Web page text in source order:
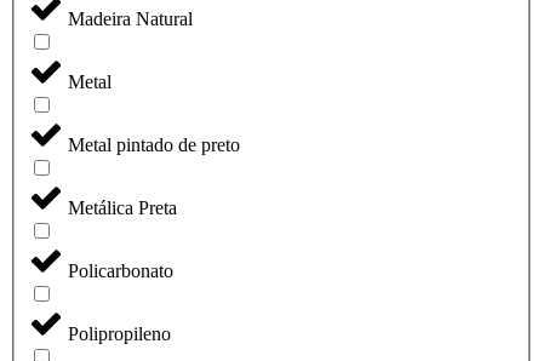
Madeira Natural
Metal
Metal pintado de preto
Metálica Preta
Policarbonato
Polipropileno